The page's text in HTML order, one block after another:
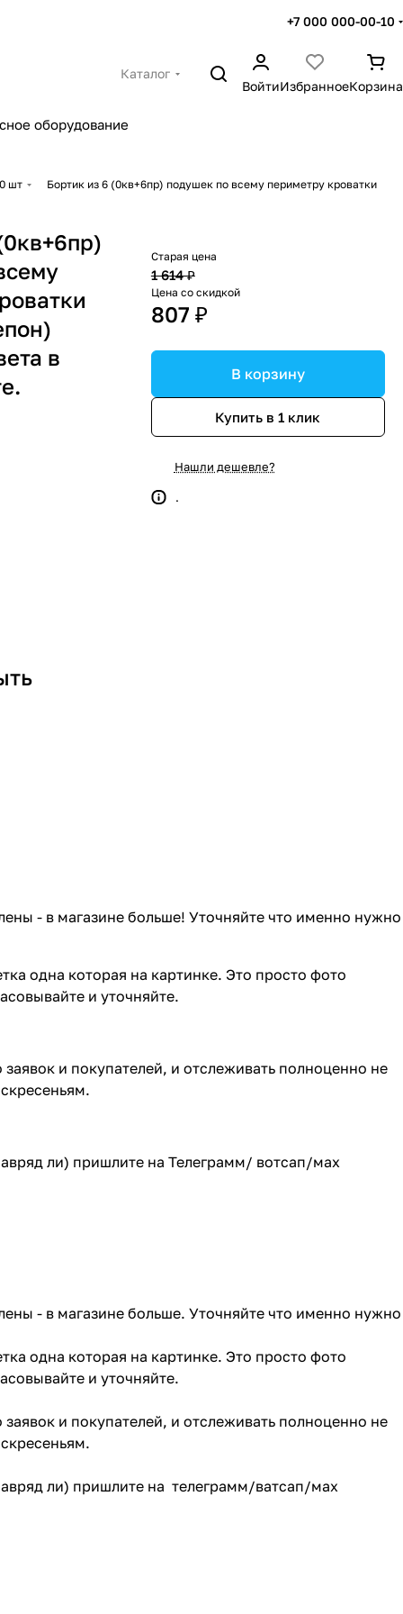
+7 000 000-00-10
Каталог
ВойтиИзбранноеКорзина
оборудование
шт Бортик из 6 (0кв+6пр) подушек по всему периметру кроватки
в
Старая цена
1 614 ₽
Цена со скидкой
807 ₽
В корзину
Купить в 1 клик
Нашли дешевле?
.
- в магазине больше! Уточняйте что именно нужно
одна которая на картинке. Это просто фото
и уточняйте.
и покупателей, и отслеживать полноценно не
ли) пришлите на Телеграмм/ вотсап/мах
- в магазине больше. Уточняйте что именно нужно
одна которая на картинке. Это просто фото
и уточняйте.
и покупателей, и отслеживать полноценно не
ли) пришлите на телеграмм/ватсап/мах